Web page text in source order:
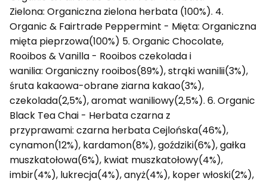
Zielona: Organiczna zielona herbata (100%). 4.
Organic & Fairtrade Peppermint - Mięta: Organiczna
mięta pieprzowa(100%) 5. Organic Chocolate,
Rooibos & Vanilla - Rooibos czekolada i
wanilia: Organiczny rooibos(89%), strąki wanilii(3%),
śruta kakaowa-obrane ziarna kakao(3%),
czekolada(2,5%), aromat waniliowy(2,5%). 6. Organic
Black Tea Chai - Herbata czarna z
przyprawami: czarna herbata Cejlońska(46%),
cynamon(12%), kardamon(8%), goździki(6%), gałka
muszkatołowa(6%), kwiat muszkatołowy(4%),
imbir(4%), lukrecja(4%), anyż(4%), koper włoski(2%),